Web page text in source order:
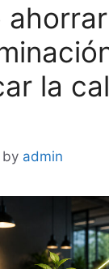
la
by admin